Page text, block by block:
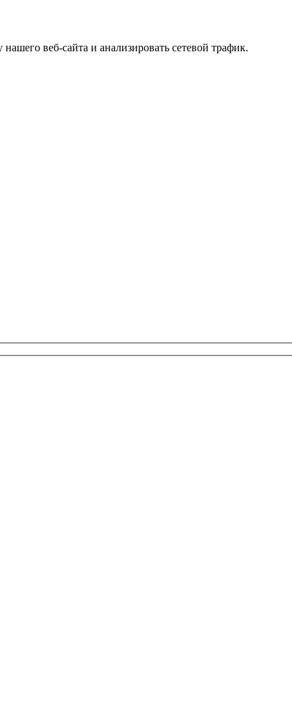
веб-сайта и анализировать сетевой трафик.